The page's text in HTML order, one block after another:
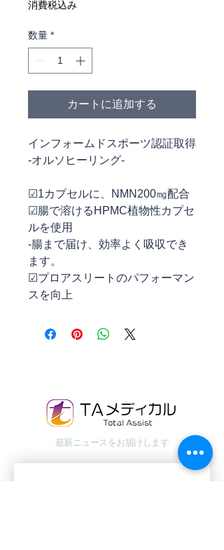
消費税込み
数量 *
カートに追加する
インフォームドスポーツ認証取得
-オルソヒーリング-
☑︎1カプセルに、NMN200㎎配合
☑︎腸で溶けるHPMC植物性カプセ
ルを使用
-腸まで届け、効率よく吸収でき
ます。
☑︎プロアスリートのパフォーマン
スを向上
最新ニュースをお届けします